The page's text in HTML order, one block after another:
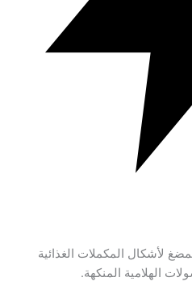
لأشكال المكملات الغذائية
الهلامية المنكهة.